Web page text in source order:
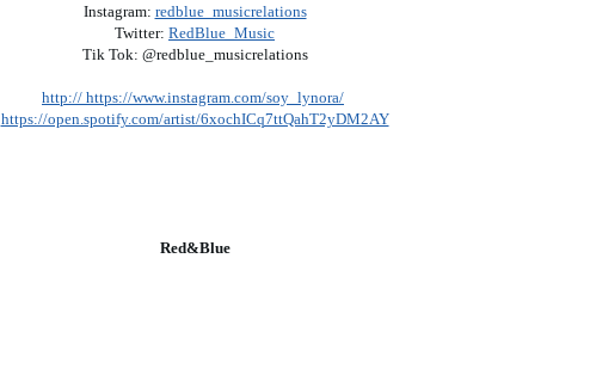
Instagram: redblue_musicrelations
Twitter: RedBlue_Music
Tik Tok: @redblue_musicrelations
http:// https://www.instagram.com/soy_lynora/
https://open.spotify.com/artist/6xochICq7ttQahT2yDM2AY
Red&Blue